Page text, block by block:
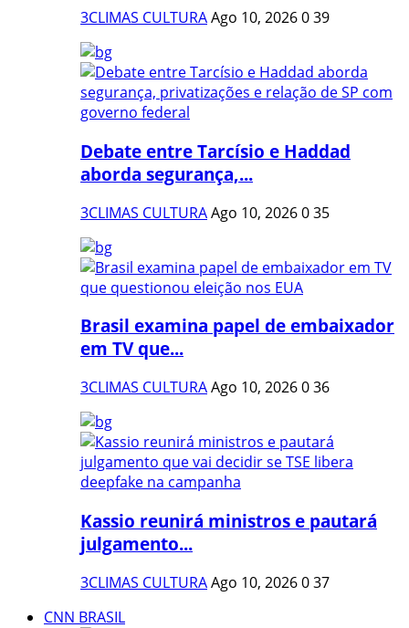
3CLIMAS CULTURAAgo 10, 2026039
Debate entre Tarcísio e Haddad
aborda segurança,...
3CLIMAS CULTURAAgo 10, 2026035
Brasil examina papel de embaixador
em TV que...
3CLIMAS CULTURAAgo 10, 2026036
Kassio reunirá ministros e pautará
julgamento...
3CLIMAS CULTURAAgo 10, 2026037
CNN BRASIL